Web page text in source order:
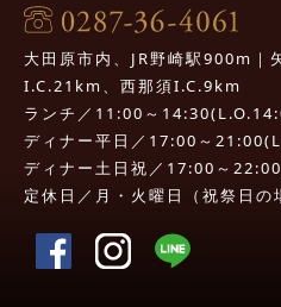
大田原市内、JR野崎駅900m｜
I.C.21km、西那須I.C.9km
ランチ／11:00～
ディナー平日／17:00～
ディナー土日祝／17:00～
定休日／月・火曜日（祝祭日の